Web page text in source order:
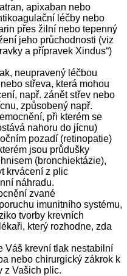
apixaban nebo
léčby nebo
přes žilní nebo tepenný
jeho průchodnosti (viz
a přípravek Xindus“)
neupravený léčbou
střeva, která mohou
např. zánět střev nebo
způsobený např.
při kterém se
nahoru do jícnu)
pozadí (retinopatie)
jsou průdušky
(bronchiektázie),
krvácení z plic
náhradu.
zvané
imunitního systému,
tvorby krevních
který rozhodne, zda
Váš krevní tlak nestabilní
nebo chirurgický zákrok k
z Vašich plic.